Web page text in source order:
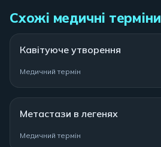
Схожі медичні терміни
Кавітуюче утворення
Медичний термін
Метастази в легенях
Медичний термін